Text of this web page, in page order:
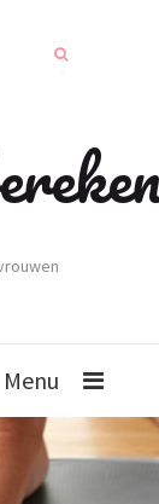
Menu